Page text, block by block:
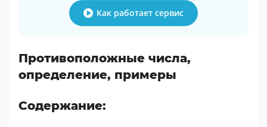
Как работает сервис
Противоположные числа,
определение, примеры
Содержание: